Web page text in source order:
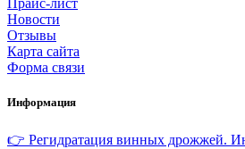
Прайс-лист
Новости
Отзывы
Карта сайта
Форма связи
Информация
👉 Регидратация винных дрожжей.